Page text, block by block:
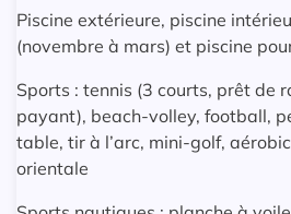
Piscine extérieure, piscine
(novembre à mars) et piscine
Sports : tennis (3 courts, prêt de
payant), beach-volley, football,
table, tir à l’arc, mini-golf,
orientale